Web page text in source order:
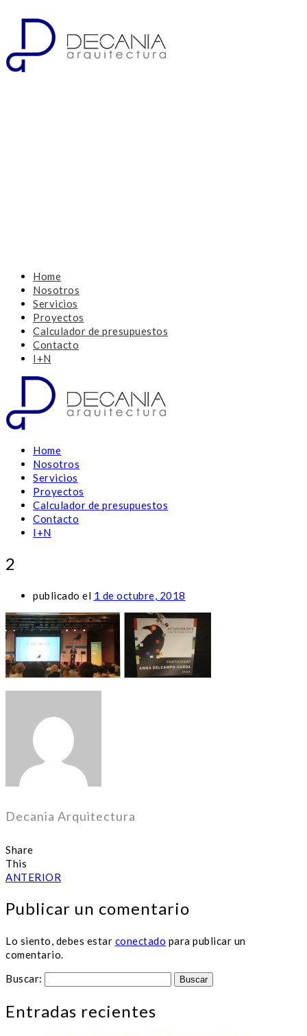
Home
Nosotros
Servicios
Proyectos
Calculador de presupuestos
Contacto
I+N
Home
Nosotros
Servicios
Proyectos
Calculador de presupuestos
Contacto
I+N
2
publicado el 1 de octubre, 2018
Decania Arquitectura
Share
This
ANTERIOR
Publicar un comentario
Lo siento, debes estar conectado para publicar un
comentario.
Buscar:
Entradas recientes